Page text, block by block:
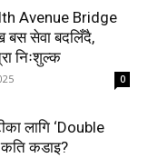
Avenue Bridge
बस सेवा बदलिँदै,
निःशुल्क
0
लागि ‘Double
कडाइ?